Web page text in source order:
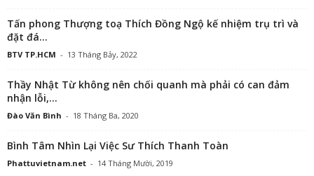
Tấn phong Thượng toạ Thích Đồng Ngộ kế nhiệm trụ trì và
đặt đá...
BTV TP.HCM - 13 Tháng Bảy, 2022
Thầy Nhật Từ không nên chối quanh mà phải có can đảm
nhận lỗi,...
Đào Văn Bình - 18 Tháng Ba, 2020
Bình Tâm Nhìn Lại Việc Sư Thích Thanh Toàn
Phattuvietnam.net - 14 Tháng Mười, 2019